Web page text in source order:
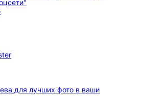
для лучших фото в ваши